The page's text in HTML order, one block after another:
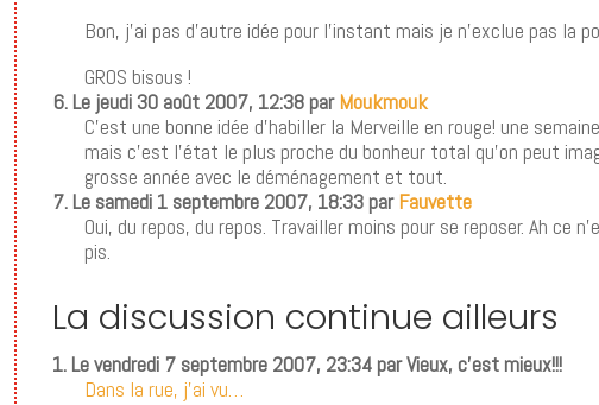
Bon, j’ai pas d’autre idée pour l’instant mais je n’exclue pas la
GROS bisous !
6. Le jeudi 30 août 2007, 12:38 parMoukmouk
C’est une bonne idée d’habiller la Merveille en rouge! une
mais c’est l’état le plus proche du bonheur total qu’on peut
grosse année avec le déménagement et tout.
7. Le samedi 1 septembre 2007, 18:33 parFauvette
Oui, du repos, du repos. Travailler moins pour se reposer. Ah ce
pis.
La discussion continue ailleurs
1. Le vendredi 7 septembre 2007, 23:34 par Vieux, c’est mieux!!!
Dans la rue, j’ai vu…